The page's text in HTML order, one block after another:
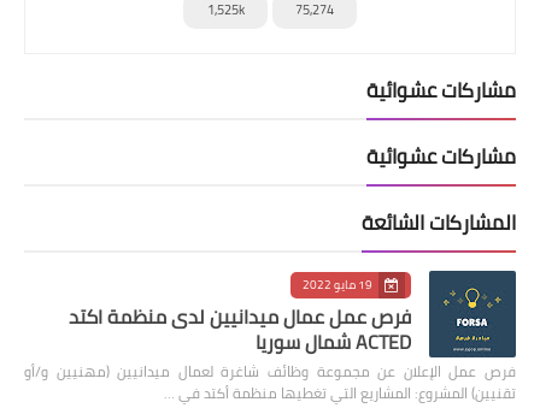
75,274
1,525k
مشاركات عشوائية
مشاركات عشوائية
المشاركات الشائعة
19 مايو 2022
فرص عمل عمال ميدانيين لدى منظمة اكتد
ACTED شمال سوريا
فرص عمل الإعلان عن مجموعة وظائف شاغرة لعمال ميدانيين (مهنيين و/أو
تقنيين) المشروع: المشاريع التي تغطيها منظمة أكتد في …